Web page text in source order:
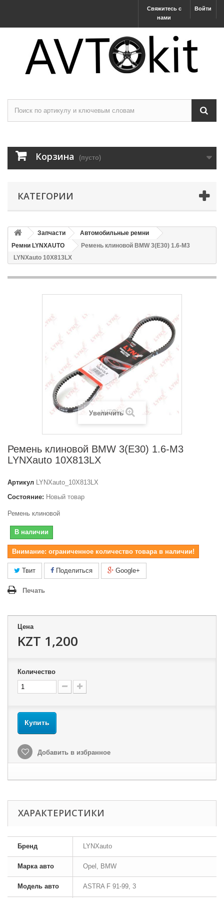
Войти
Свяжитесь с
нами
Корзина (пусто)
КАТЕГОРИИ
Запчасти
Автомобильные ремни
Ремни LYNXAUTO
Ремень клиновой BMW 3(E30) 1.6-M3
LYNXauto 10X813LX
Увеличить
Ремень клиновой BMW 3(E30) 1.6-M3
LYNXauto 10X813LX
Артикул LYNXauto_10X813LX
Состояние: Новый товар
Ремень клиновой
В наличии
Внимание: ограниченное количество товара в наличии!
Твит Поделиться Google+
Печать
Цена
KZT 1,200
Количество
Купить
Добавить в избранное
ХАРАКТЕРИСТИКИ
Бренд LYNXauto
Марка авто Opel, BMW
Модель авто ASTRA F 91-99, 3